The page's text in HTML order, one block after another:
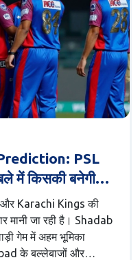
PSL
में किसकी बनेगी
Karachi Kings की
मानी जा रही है। Shadab
गेम में अहम भूमिका
के बल्लेबाजों और